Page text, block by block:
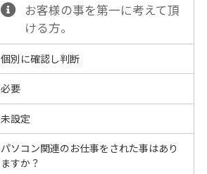
お客様の事を第一に考えて頂
ける方。
個別に確認し判断
必要
未設定
パソコン関連のお仕事をされた事はあり
ますか？